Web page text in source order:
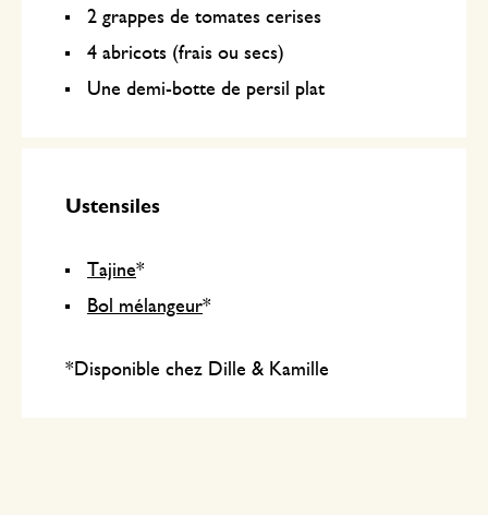
2 grappes de tomates cerises
4 abricots (frais ou secs)
Une demi-botte de persil plat
Ustensiles
Tajine*
Bol mélangeur*
*Disponible chez Dille & Kamille